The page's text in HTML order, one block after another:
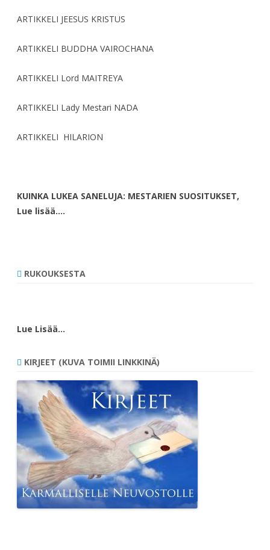
ARTIKKELI JEESUS KRISTUS
ARTIKKELI BUDDHA VAIROCHANA
ARTIKKELI Lord MAITREYA
ARTIKKELI Lady Mestari NADA
ARTIKKELI HILARION
KUINKA LUKEA SANELUJA: MESTARIEN SUOSITUKSET,
Lue lisää….
RUKOUKSESTA
Lue Lisää…
KIRJEET (KUVA TOIMII LINKKINÄ)